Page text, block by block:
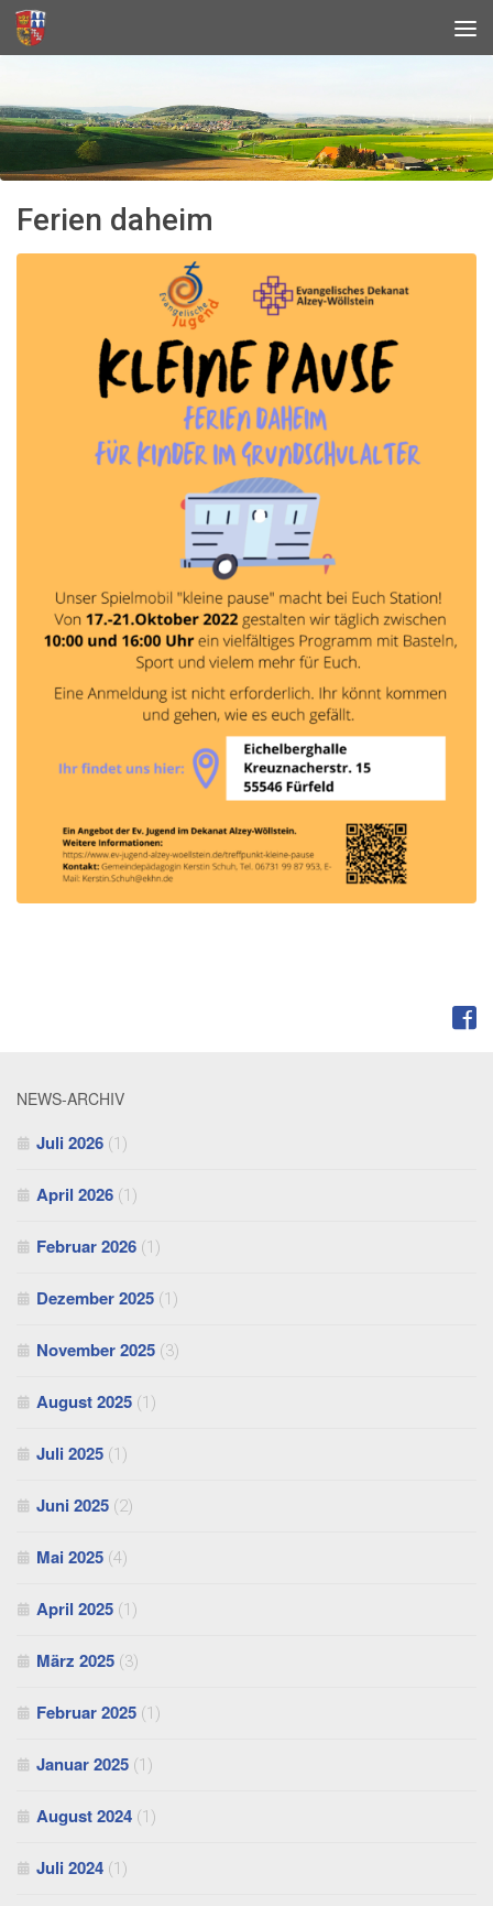
Ferien daheim
NEWS-ARCHIV
Juli 2026 (1)
April 2026 (1)
Februar 2026 (1)
Dezember 2025 (1)
November 2025 (3)
August 2025 (1)
Juli 2025 (1)
Juni 2025 (2)
Mai 2025 (4)
April 2025 (1)
März 2025 (3)
Februar 2025 (1)
Januar 2025 (1)
August 2024 (1)
Juli 2024 (1)